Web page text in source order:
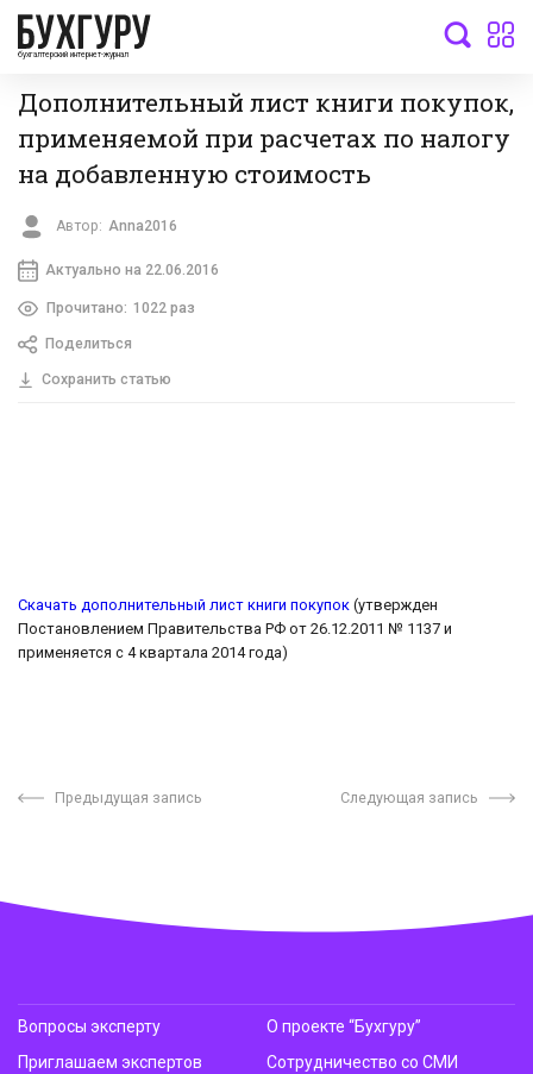
бухгалтерский интернет-журнал
Дополнительный лист книги покупок,
применяемой при расчетах по налогу
на добавленную стоимость
Автор: Anna2016
Актуально на 22.06.2016
Прочитано: 1022 раз
Поделиться
Сохранить статью
Скачать дополнительный лист книги покупок (утвержден
Постановлением Правительства РФ от 26.12.2011 № 1137 и
применяется с 4 квартала 2014 года)
Предыдущая запись Следующая запись
Вопросы эксперту
Приглашаем экспертов
О проекте “Бухгуру”
Сотрудничество со СМИ